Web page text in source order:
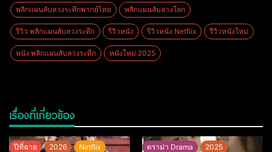
พลิกแผนลับลวงระทึกพากย์ไทย พลิกแผนลับลวงโลก
รีวิว พลิกแผนลับลวงระทึก รีวิวหนัง รีวิวหนัง Netflix รีวิวหนังใหม่
หนัง พลิกแผนลับลวงระทึก หนังใหม่ 2025
เรื่องที่เกี่ยวข้อง
ปีที่ฉาย 2026
Netflix
ดราม่า Drama
2025